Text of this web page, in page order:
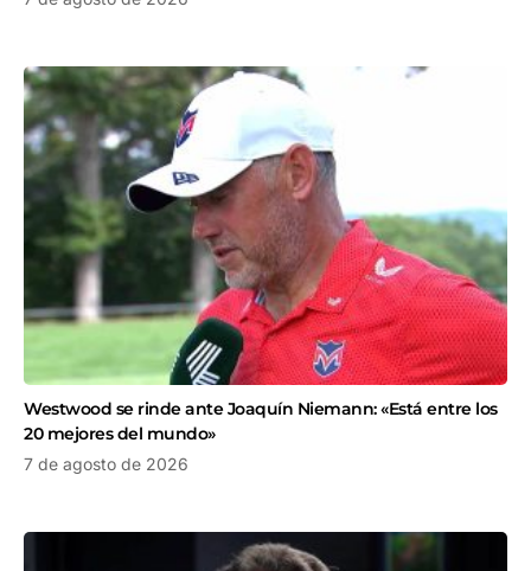
Westwood se rinde ante Joaquín Niemann: «Está entre los
20 mejores del mundo»
7 de agosto de 2026